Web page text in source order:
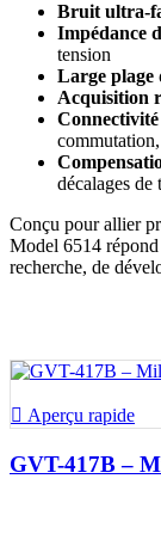
Bruit ultra-
Impédance
tension
Large plage
Acquisition
décalages de
Conçu pour allier
Model 6514 répond
recherche, de
 Aperçu rapide
GVT-417B –